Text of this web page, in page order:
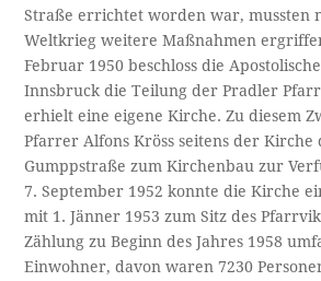
Straße errichtet worden war, mussten
Weltkrieg weitere Maßnahmen
Februar 1950 beschloss die
Innsbruck die Teilung der Pradler
erhielt eine eigene Kirche. Zu diesem
Pfarrer Alfons Kröss seitens der
Gumppstraße zum Kirchenbau zur
7. September 1952 konnte die Kirche
mit 1. Jänner 1953 zum Sitz des
Zählung zu Beginn des Jahres 1958
Einwohner, davon waren 7230